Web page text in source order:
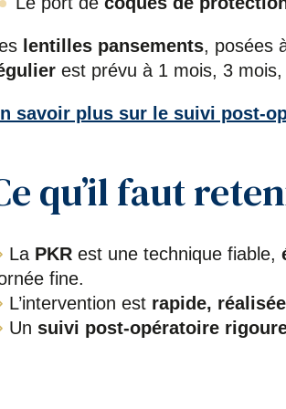
lentilles pansements, posées
est prévu à 1 mois, 3
savoir plus sur le suivi post-
qu’il faut
La PKR est une technique fiable,
fine.
L’intervention est rapide,
Un suivi post-opératoire